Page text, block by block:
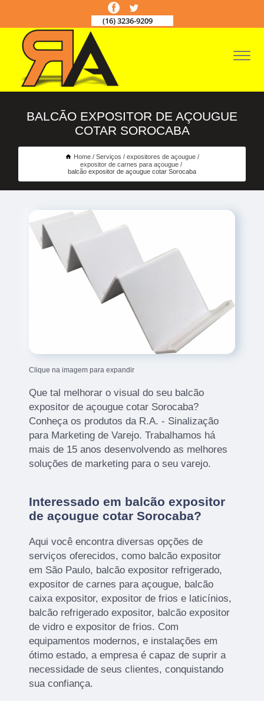
(16) 3236-9209
BALCÃO EXPOSITOR DE AÇOUGUE
COTAR SOROCABA
Home Serviços
expositores de açougue
expositor de carnes para açougue
balcão expositor de açougue cotar Sorocaba
Clique na imagem para expandir
Que tal melhorar o visual do seu balcão
expositor de açougue cotar Sorocaba?
Conheça os produtos da R.A. - Sinalização
para Marketing de Varejo. Trabalhamos há
mais de 15 anos desenvolvendo as melhores
soluções de marketing para o seu varejo.
Interessado em balcão expositor
de açougue cotar Sorocaba?
Aqui você encontra diversas opções de
serviços oferecidos, como balcão expositor
em São Paulo, balcão expositor refrigerado,
expositor de carnes para açougue, balcão
caixa expositor, expositor de frios e laticínios,
balcão refrigerado expositor, balcão expositor
de vidro e expositor de frios. Com
equipamentos modernos, e instalações em
ótimo estado, a empresa é capaz de suprir a
necessidade de seus clientes, conquistando
sua confiança.